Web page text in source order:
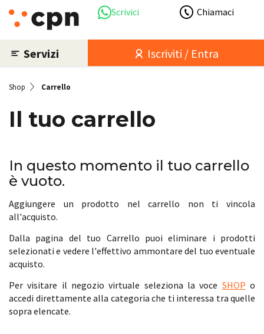
Scrivici Chiamaci
Servizi Iscriviti / Entra
Shop Carrello
Il tuo carrello
In questo momento il tuo carrello
è vuoto.
Aggiungere un prodotto nel carrello non ti vincola
all'acquisto.
Dalla pagina del tuo Carrello puoi eliminare i prodotti
selezionati e vedere l'effettivo ammontare del tuo eventuale
acquisto.
Per visitare il negozio virtuale seleziona la voce SHOP o
accedi direttamente alla categoria che ti interessa tra quelle
sopra elencate.